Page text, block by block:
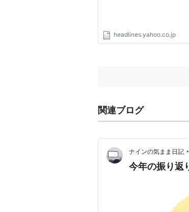
headlines.yahoo.co.jp
関連ブログ
ナインの気まま日記 •
今年の振り返